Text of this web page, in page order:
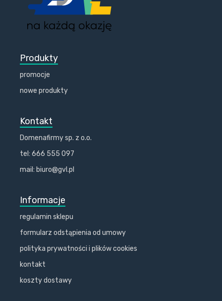
Produkty
promocje
nowe produkty
Kontakt
Domenafirmy sp. z o.o.
tel: 666 555 097
mail: biuro@gvl.pl
Informacje
regulamin sklepu
formularz odstąpienia od umowy
polityka prywatności i plików cookies
kontakt
koszty dostawy